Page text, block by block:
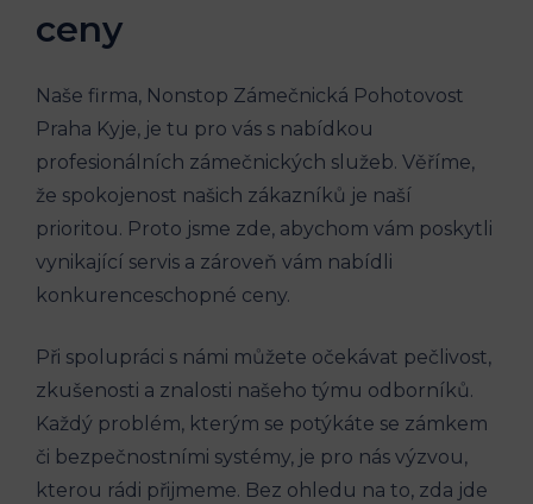
ceny
Naše firma, Nonstop Zámečnická Pohotovost
Praha Kyje, je tu pro vás s nabídkou
profesionálních zámečnických služeb. Věříme,
že spokojenost našich zákazníků je naší
prioritou. Proto jsme zde, abychom vám poskytli
vynikající servis a zároveň vám nabídli
konkurenceschopné ceny.
Při spolupráci s námi můžete očekávat pečlivost,
zkušenosti a znalosti našeho týmu odborníků.
Každý problém, kterým se potýkáte se zámkem
či bezpečnostními systémy, je pro nás výzvou,
kterou rádi přijmeme. Bez ohledu na to, zda jde